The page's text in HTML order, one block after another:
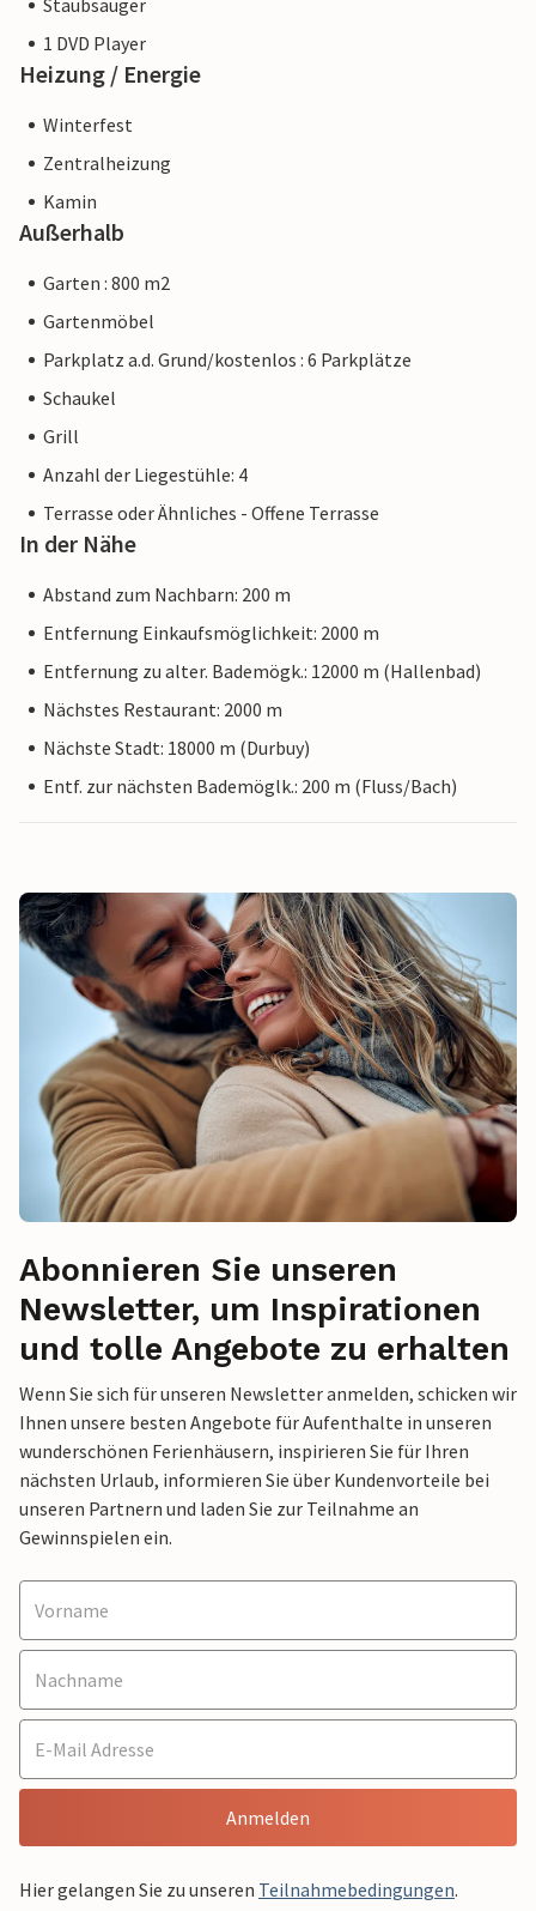
Staubsauger
1 DVD Player
Heizung / Energie
Winterfest
Zentralheizung
Kamin
Außerhalb
Garten : 800 m2
Gartenmöbel
Parkplatz a.d. Grund/kostenlos : 6 Parkplätze
Schaukel
Grill
Anzahl der Liegestühle: 4
Terrasse oder Ähnliches - Offene Terrasse
In der Nähe
Abstand zum Nachbarn: 200 m
Entfernung Einkaufsmöglichkeit: 2000 m
Entfernung zu alter. Bademögk.: 12000 m (Hallenbad)
Nächstes Restaurant: 2000 m
Nächste Stadt: 18000 m (Durbuy)
Entf. zur nächsten Bademöglk.: 200 m (Fluss/Bach)
Abonnieren Sie unseren
Newsletter, um Inspirationen
und tolle Angebote zu erhalten
Wenn Sie sich für unseren Newsletter anmelden, schicken wir
Ihnen unsere besten Angebote für Aufenthalte in unseren
wunderschönen Ferienhäusern, inspirieren Sie für Ihren
nächsten Urlaub, informieren Sie über Kundenvorteile bei
unseren Partnern und laden Sie zur Teilnahme an
Gewinnspielen ein.
Anmelden
Hier gelangen Sie zu unseren Teilnahmebedingungen.